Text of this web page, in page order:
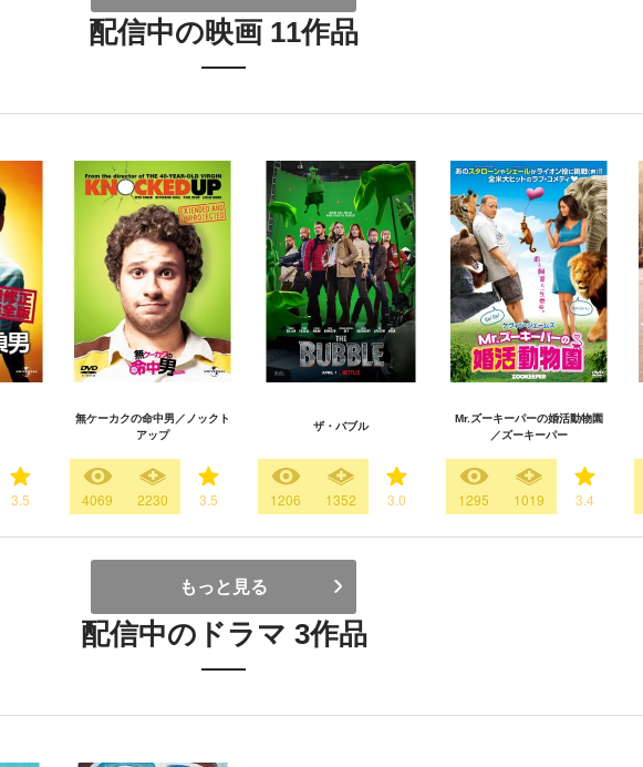
配信中の映画 11作品
3.5
無ケーカクの命中男／ノックト
アップ
4069 2230 3.5
ザ・バブル
1206 1352 3.0
Mr.ズーキーパーの婚活動物園
／ズーキーパー
1295 1019 3.4
もっと見る
配信中のドラマ 3作品